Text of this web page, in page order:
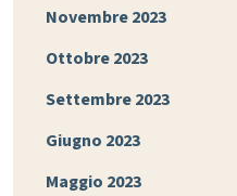
Novembre 2023
Ottobre 2023
Settembre 2023
Giugno 2023
Maggio 2023